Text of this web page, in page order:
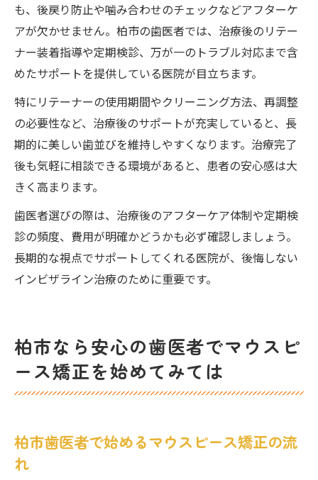
も、後戻り防止や噛み合わせのチェックなどアフターケ
アが欠かせません。柏市の歯医者では、治療後のリテー
ナー装着指導や定期検診、万が一のトラブル対応まで含
めたサポートを提供している医院が目立ちます。
特にリテーナーの使用期間やクリーニング方法、再調整
の必要性など、治療後のサポートが充実していると、長
期的に美しい歯並びを維持しやすくなります。治療完了
後も気軽に相談できる環境があると、患者の安心感は大
きく高まります。
歯医者選びの際は、治療後のアフターケア体制や定期検
診の頻度、費用が明確かどうかも必ず確認しましょう。
長期的な視点でサポートしてくれる医院が、後悔しない
インビザライン治療のために重要です。
柏市なら安心の歯医者でマウスピ
ース矯正を始めてみては
柏市歯医者で始めるマウスピース矯正の流
れ